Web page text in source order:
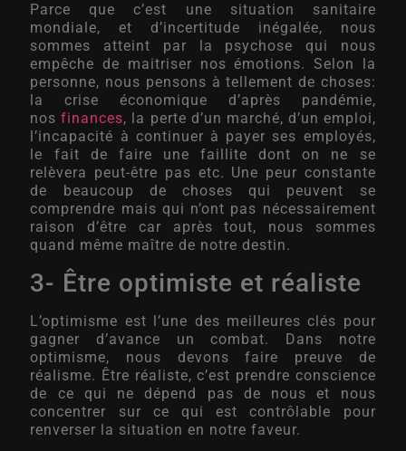
Parce que c’est une situation sanitaire
mondiale, et d’incertitude inégalée, nous
sommes atteint par la psychose qui nous
empêche de maitriser nos émotions. Selon la
personne, nous pensons à tellement de choses:
la crise économique d’après pandémie,
nosfinances, la perte d’un marché, d’un emploi,
l’incapacité à continuer à payer ses employés,
le fait de faire une faillite dont on ne se
relèvera peut-être pas etc. Une peur constante
de beaucoup de choses qui peuvent se
comprendre mais qui n’ont pas nécessairement
raison d’être car après tout, nous sommes
quand même maître de notre destin.
3- Être optimiste et réaliste
L’optimisme est l’une des meilleures clés pour
gagner d’avance un combat. Dans notre
optimisme, nous devons faire preuve de
réalisme. Être réaliste, c’est prendre conscience
de ce qui ne dépend pas de nous et nous
concentrer sur ce qui est contrôlable pour
renverser la situation en notre faveur.